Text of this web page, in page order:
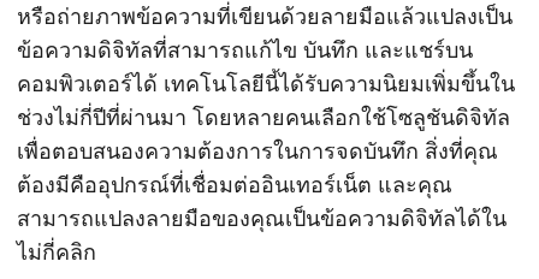
หรือถ่ายภาพข้อความที่เขียนด้วยลายมือแล้วแปลงเป็น
ข้อความดิจิทัลที่สามารถแก้ไข บันทึก และแชร์บน
คอมพิวเตอร์ได้ เทคโนโลยีนี้ได้รับความนิยมเพิ่มขึ้นใน
ช่วงไม่กี่ปีที่ผ่านมา โดยหลายคนเลือกใช้โซลูชันดิจิทัล
เพื่อตอบสนองความต้องการในการจดบันทึก สิ่งที่คุณ
ต้องมีคืออุปกรณ์ที่เชื่อมต่ออินเทอร์เน็ต และคุณ
สามารถแปลงลายมือของคุณเป็นข้อความดิจิทัลได้ใน
ไม่กี่คลิก